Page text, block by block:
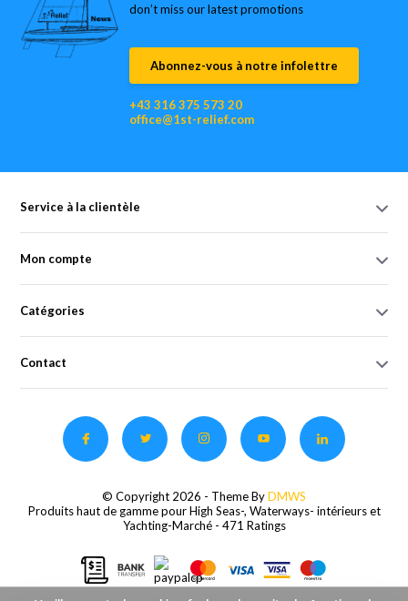
don’t miss our latest promotions
Abonnez-vous à notre infolettre
+43 316 375 573 20
office@1st-relief.com
Service à la clientèle
Mon compte
Catégories
Contact
© Copyright 2026 - Theme ByDMWS
Produits haut de gamme pour High Seas-, Waterways- intérieurs et
Yachting-Marché - 471 Ratings